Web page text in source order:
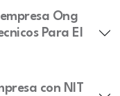
Ong
Para El
con NIT